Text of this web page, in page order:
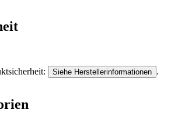
Siehe Herstellerinformationen .